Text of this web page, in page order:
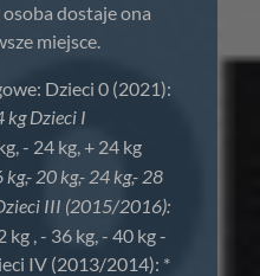
dostaje ona
miejsce.
Dzieci 0 (2021):
kg Dzieci I
- 24 kg, + 24 kg
kg,- 20 kg,- 24 kg,- 28
III (2015/2016):
kg , - 36 kg, - 40 kg -
IV (2013/2014): *